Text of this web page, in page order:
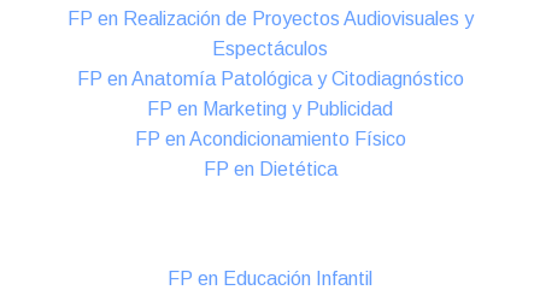
FP en Realización de Proyectos Audiovisuales y
Espectáculos
FP en Anatomía Patológica y Citodiagnóstico
FP en Marketing y Publicidad
FP en Acondicionamiento Físico
FP en Dietética
FP en Educación Infantil